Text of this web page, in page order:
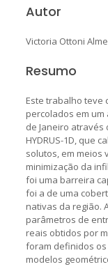
Autor
Victoria Ottoni
Resumo
Este trabalho teve
percolados em
de Janeiro
HYDRUS-1D, que
solutos, em meios
minimização da
foi uma barreira
foi a de uma
nativas da região.
parâmetros de
reais obtidos por
foram definidos
modelos